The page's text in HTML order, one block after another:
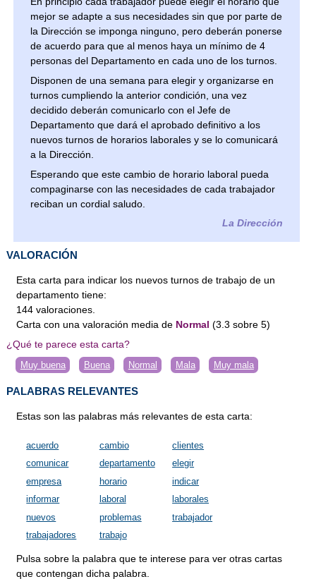
mejor se adapte a sus necesidades sin que por parte de
la Dirección se imponga ninguno, pero deberán ponerse
de acuerdo para que al menos haya un mínimo de 4
personas del Departamento en cada uno de los turnos.
Disponen de una semana para elegir y organizarse en
turnos cumpliendo la anterior condición, una vez
decidido deberán comunicarlo con el Jefe de
Departamento que dará el aprobado definitivo a los
nuevos turnos de horarios laborales y se lo comunicará
a la Dirección.
Esperando que este cambio de horario laboral pueda
compaginarse con las necesidades de cada trabajador
reciban un cordial saludo.
La Dirección
VALORACIÓN
Esta carta para indicar los nuevos turnos de trabajo de un
departamento tiene:
144 valoraciones
Carta con una valoración media de Normal (3.3 sobre5)
¿Qué te parece esta carta?
Muy buena Buena Normal Mala Muy mala
PALABRAS RELEVANTES
Estas son las palabras más relevantes de esta carta:
acuerdo cambio
clientes
comunicar
departamento
elegir
empresa
horario
indicar
informar
laboral
laborales
nuevos
problemas
trabajador
trabajadores
trabajo
Pulsa sobre la palabra que te interese para ver otras cartas
que contengan dicha palabra.